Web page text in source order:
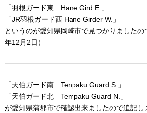
「羽根ガード東 Hane Gird E.」
「JR羽根ガード西 Hane Girder W.」
というのが愛知県岡崎市で見つかりました
年12月2日）
「天伯ガード南 Tenpaku Guard S.」
「天伯ガード北 Tempaku Guard N.」
が愛知県蒲郡市で確認出来ましたので追記